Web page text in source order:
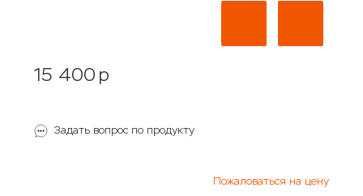
15 400 p
Задать вопрос по продукту
Пожаловаться на цену